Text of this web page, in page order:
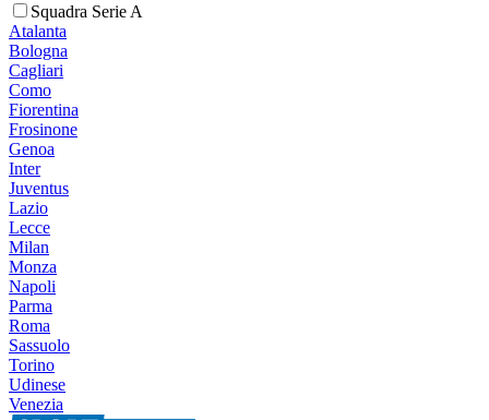
Squadra Serie A
Atalanta
Bologna
Cagliari
Como
Fiorentina
Frosinone
Genoa
Inter
Juventus
Lazio
Lecce
Milan
Monza
Napoli
Parma
Roma
Sassuolo
Torino
Udinese
Venezia